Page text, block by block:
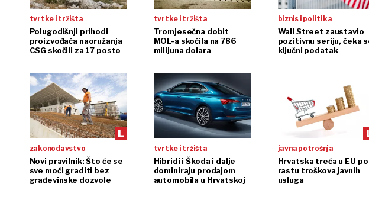
tvrtke i tržišta
Polugodišnji prihodi
proizvođača naoružanja
CSG skočili za 17 posto
tvrtke i tržišta
Tromjesečna dobit
MOL-a skočila na 786
milijuna dolara
biznis i politika
Wall Street zaustavio
pozitivnu seriju, čeka
ključni podatak
zakonodavstvo
Novi pravilnik: Što će se
sve moći graditi bez
građevinske dozvole
tvrtke i tržišta
Hibridi i Škoda i dalje
dominiraju prodajom
automobila u Hrvatskoj
javna potrošnja
Hrvatska treća u EU po
rastu troškova javnih
usluga